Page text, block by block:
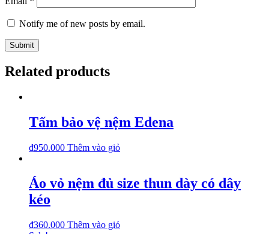
Notify me of new posts by email.
Related products
Tấm bảo vệ nệm Edena
₫950.000 Thêm vào giỏ
Áo vỏ nệm đủ size thun dày có dây
kéo
₫360.000 Thêm vào giỏ